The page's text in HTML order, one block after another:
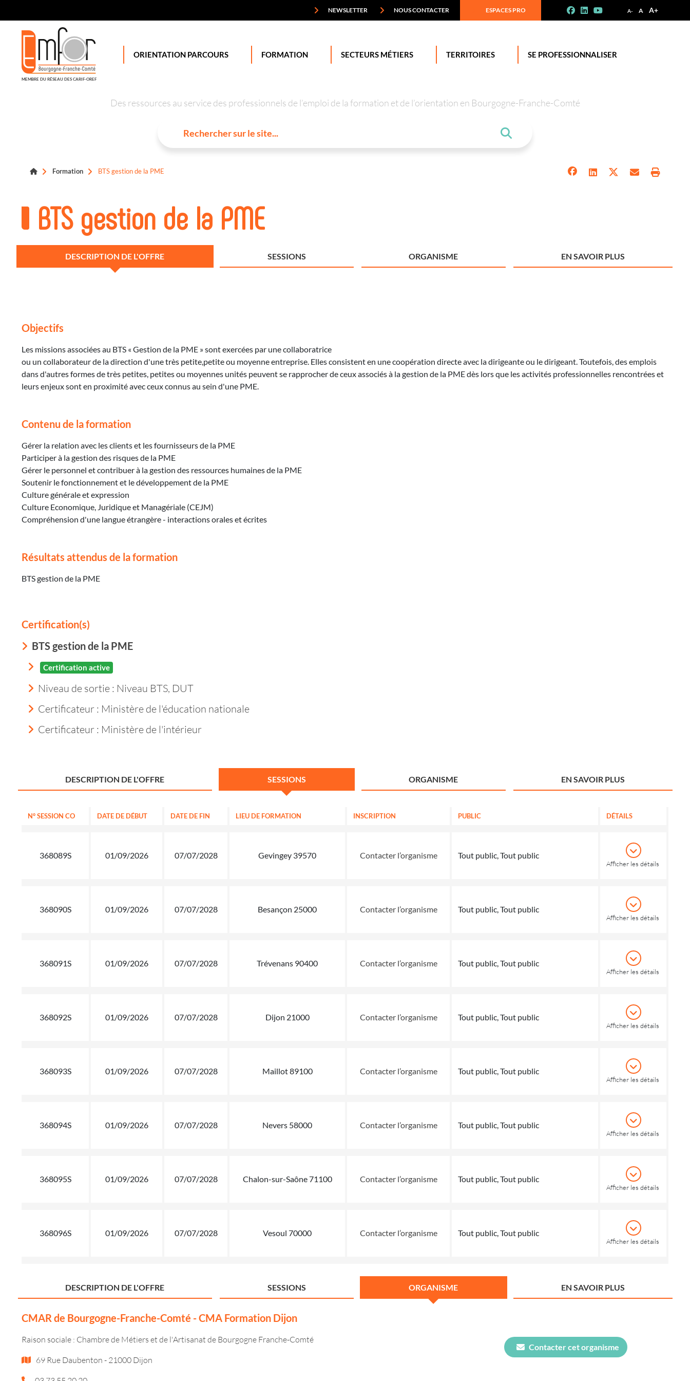
A- A A+
NEWSLETTER NOUS CONTACTER ESPACES PRO
MEMBRE DU RÉSEAU DES CARIF-OREF
ORIENTATION PARCOURS FORMATION SECTEURS MÉTIERS TERRITOIRES SE PROFESSIONNALISER
Des ressources au service des professionnels de l’emploi de la formation et de l’orientation en Bourgogne-Franche-Comté
Formation BTS gestion de la PME
BTS gestion de la PME
DESCRIPTION DE L'OFFRE SESSIONS ORGANISME EN SAVOIR PLUS
Objectifs
Les missions associées au BTS « Gestion de la PME » sont exercées par une collaboratrice
ou un collaborateur de la direction d'une très petite,petite ou moyenne entreprise. Elles consistent en une coopération directe avec la dirigeante ou le dirigeant. Toutefois, des emplois
dans d'autres formes de très petites, petites ou moyennes unités peuvent se rapprocher de ceux associés à la gestion de la PME dès lors que les activités professionnelles rencontrées et
leurs enjeux sont en proximité avec ceux connus au sein d'une PME.
Contenu de la formation
Gérer la relation avec les clients et les fournisseurs de la PME
Participer à la gestion des risques de la PME
Gérer le personnel et contribuer à la gestion des ressources humaines de la PME
Soutenir le fonctionnement et le développement de la PME
Culture générale et expression
Culture Economique, Juridique et Managériale (CEJM)
Compréhension d'une langue étrangère - interactions orales et écrites
Résultats attendus de la formation
BTS gestion de la PME
Certification(s)
BTS gestion de la PME
Certification active
Niveau de sortie : Niveau BTS, DUT
Certificateur : Ministère de l'éducation nationale
Certificateur : Ministère de l'intérieur
DESCRIPTION DE L'OFFRE SESSIONS ORGANISME EN SAVOIR PLUS
N° SESSION CO DATE DE DÉBUT DATE DE FIN LIEU DE FORMATION INSCRIPTION PUBLIC DÉTAILS
368089S 01/09/2026 07/07/2028 Gevingey 39570 Contacter l’organisme Tout public, Tout public
Afficher les détails
368090S 01/09/2026 07/07/2028 Besançon 25000 Contacter l’organisme Tout public, Tout public
Afficher les détails
368091S 01/09/2026 07/07/2028 Trévenans 90400 Contacter l’organisme Tout public, Tout public
Afficher les détails
368092S 01/09/2026 07/07/2028 Dijon 21000 Contacter l’organisme Tout public, Tout public
Afficher les détails
368093S 01/09/2026 07/07/2028 Maillot 89100 Contacter l’organisme Tout public, Tout public
Afficher les détails
368094S 01/09/2026 07/07/2028 Nevers 58000 Contacter l’organisme Tout public, Tout public
Afficher les détails
368095S 01/09/2026 07/07/2028 Chalon-sur-Saône 71100 Contacter l’organisme Tout public, Tout public
Afficher les détails
368096S 01/09/2026 07/07/2028 Vesoul 70000 Contacter l’organisme Tout public, Tout public
Afficher les détails
DESCRIPTION DE L'OFFRE SESSIONS ORGANISME EN SAVOIR PLUS
CMAR de Bourgogne-Franche-Comté - CMA Formation Dijon
Raison sociale : Chambre de Métiers et de l'Artisanat de Bourgogne Franche-Comté
69 Rue Daubenton - 21000 Dijon
Contacter cet organisme